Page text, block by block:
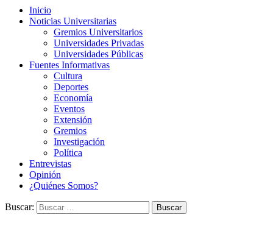
Inicio
Noticias Universitarias
Gremios Universitarios
Universidades Privadas
Universidades Públicas
Fuentes Informativas
Cultura
Deportes
Economía
Eventos
Extensión
Gremios
Investigación
Política
Entrevistas
Opinión
¿Quiénes Somos?
Buscar: